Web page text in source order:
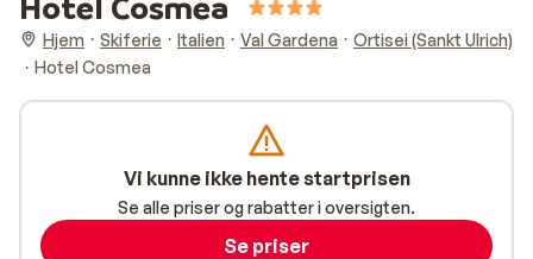
Hjem Skiferie Italien Val Gardena
Ortisei (Sankt Ulrich)
Hotel Cosmea
Vi kunne ikke hente startprisen
Se alle priser og rabatter i oversigten.
Se priser